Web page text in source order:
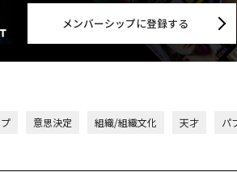
メンバーシップに登録する
意思決定 組織/組織文化 天才 パ